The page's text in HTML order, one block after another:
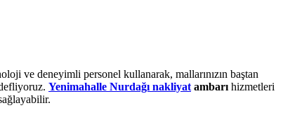
ve deneyimli personel kullanarak, mallarınızın baştan
Yenimahalle Nurdağı nakliyat ambarı hizmetleri